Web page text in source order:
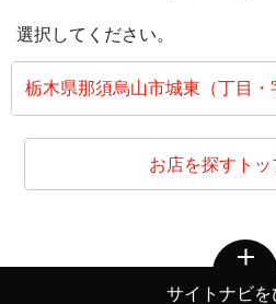
選択してください。
栃木県那須烏山市城東（丁目・
お店を探すトッ
サイトナビを